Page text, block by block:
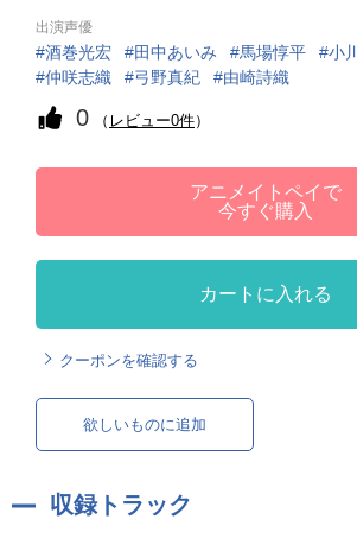
出演声優
酒巻光宏 田中あいみ 馬場惇平 小
仲咲志織
弓野真紀 由崎詩織
0 （ レビュー0件）
アニメイトペイで
今すぐ購入
カートに入れる
クーポンを確認する
欲しいものに追加
収録トラック